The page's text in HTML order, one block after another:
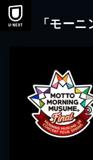
本文へスキップ
「モー